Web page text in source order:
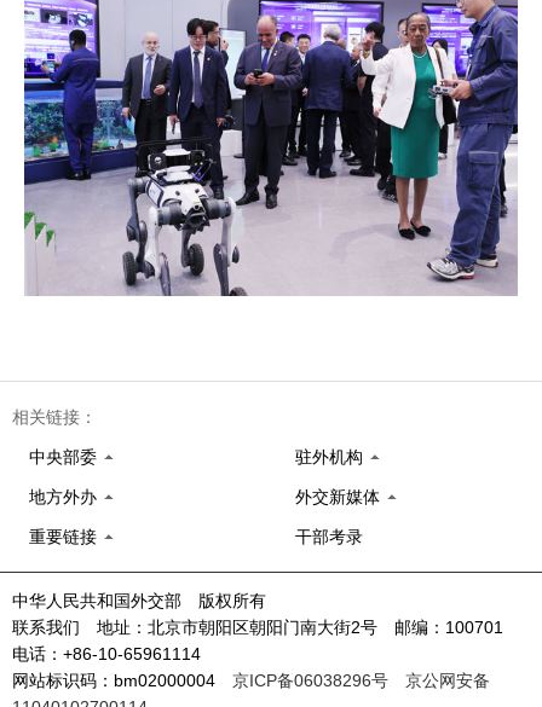
相关链接：
中央部委 驻外机构
地方外办 外交新媒体
重要链接 干部考录
中华人民共和国外交部 版权所有
联系我们 地址：北京市朝阳区朝阳门南大街2号 邮编：100701
电话：+86-10-65961114
网站标识码：bm02000004 京ICP备06038296号
京公网安备